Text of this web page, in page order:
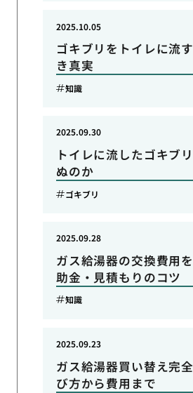
ゴキブリをトイレに流
き真実
2025.10.05
知識
トイレに流したゴキブ
ぬのか
2025.09.30
ゴキブリ
ガス給湯器の交換費用
助金・見積もりのコツ
2025.09.28
知識
ガス給湯器買い替え完
び方から費用まで
2025.09.23